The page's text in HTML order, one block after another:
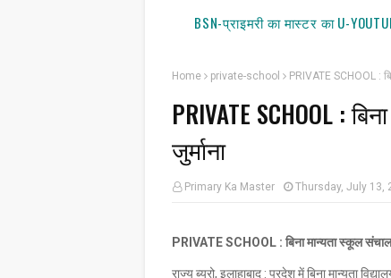
BSN-प्राइमरी का मास्टर का U-
Home private-school PRIVATE SCHOOL :
PRIVATE SCHOOL :
जुर्माना
Primary Ka Master Thursday, July 13,
PRIVATE SCHOOL : बिना मान्यता स्कूल
राज्य ब्यूरो, इलाहाबाद : प्रदेश में बिना मान्यता